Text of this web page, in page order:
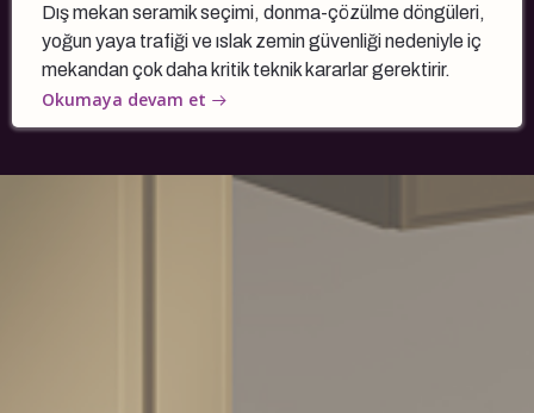
Dış mekan seramik seçimi, donma-çözülme döngüleri,
yoğun yaya trafiği ve ıslak zemin güvenliği nedeniyle iç
mekandan çok daha kritik teknik kararlar gerektirir.
Okumaya devam et